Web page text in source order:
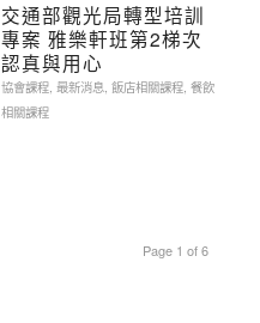
交通部觀光局轉型培訓
專案 雅樂軒班第2梯次
認真與用心
協會課程, 最新消息, 飯店相關課程, 餐飲
相關課程
Page 1 of 6